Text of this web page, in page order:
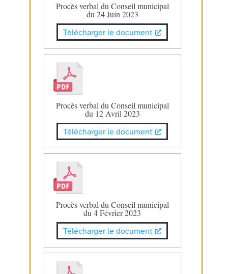
Procès verbal du Conseil municipal
du 24 Juin 2023
Télécharger le document
Procès verbal du Conseil municipal
du 12 Avril 2023
Télécharger le document
Procès verbal du Conseil municipal
du 4 Février 2023
Télécharger le document